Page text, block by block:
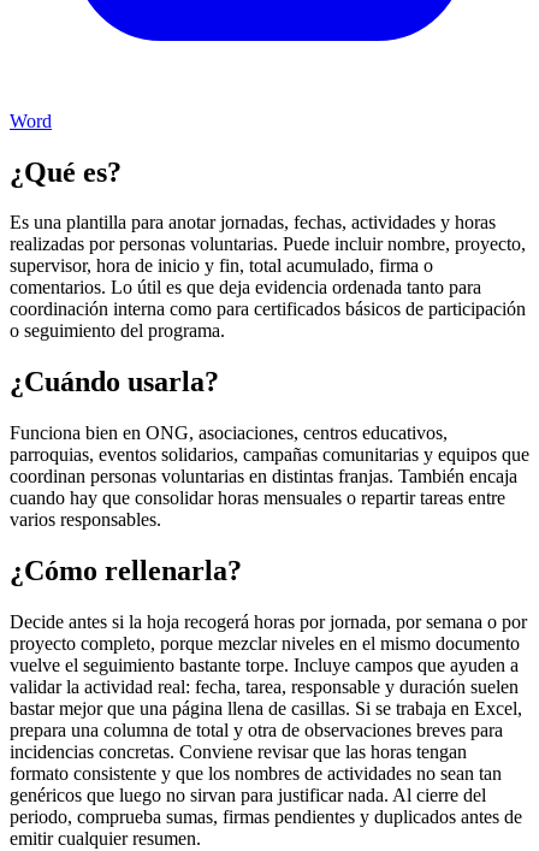
Word
¿Qué es?
Es una plantilla para anotar jornadas, fechas, actividades y horas
realizadas por personas voluntarias. Puede incluir nombre, proyecto,
supervisor, hora de inicio y fin, total acumulado, firma o
comentarios. Lo útil es que deja evidencia ordenada tanto para
coordinación interna como para certificados básicos de participación
o seguimiento del programa.
¿Cuándo usarla?
Funciona bien en ONG, asociaciones, centros educativos,
parroquias, eventos solidarios, campañas comunitarias y equipos que
coordinan personas voluntarias en distintas franjas. También encaja
cuando hay que consolidar horas mensuales o repartir tareas entre
varios responsables.
¿Cómo rellenarla?
Decide antes si la hoja recogerá horas por jornada, por semana o por
proyecto completo, porque mezclar niveles en el mismo documento
vuelve el seguimiento bastante torpe. Incluye campos que ayuden a
validar la actividad real: fecha, tarea, responsable y duración suelen
bastar mejor que una página llena de casillas. Si se trabaja en Excel,
prepara una columna de total y otra de observaciones breves para
incidencias concretas. Conviene revisar que las horas tengan
formato consistente y que los nombres de actividades no sean tan
genéricos que luego no sirvan para justificar nada. Al cierre del
periodo, comprueba sumas, firmas pendientes y duplicados antes de
emitir cualquier resumen.